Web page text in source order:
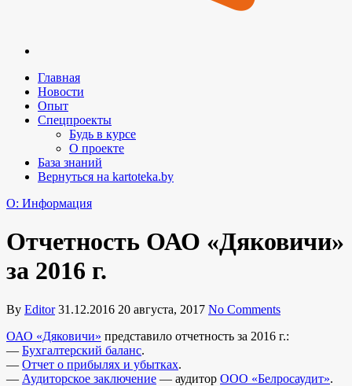
Главная
Новости
Опыт
Спецпроекты
Будь в курсе
О проекте
База знаний
Вернуться на kartoteka.by
O: Информация
Отчетность ОАО «Дяковичи»
за 2016 г.
By Editor 31.12.2016 20 августа, 2017 No Comments
ОАО «Дяковичи» представило отчетность за 2016 г.:
— Бухгалтерский баланс.
— Отчет о прибылях и убытках.
— Аудиторское заключение — аудитор ООО «Белросаудит».